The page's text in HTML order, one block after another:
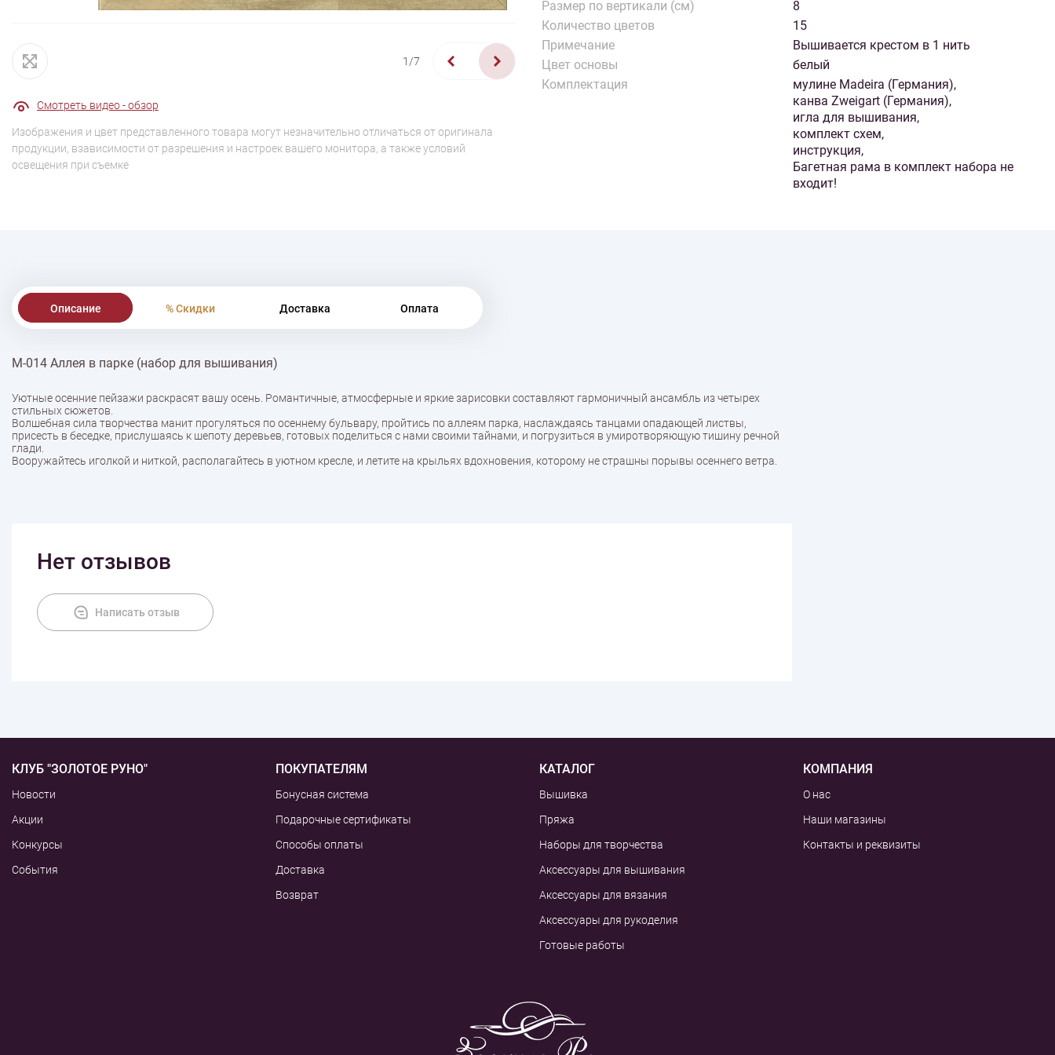
1/7
Смотреть видео - обзор
Изображения и цвет представленного товара могут незначительно отличаться от оригинала
продукции, взависимости от разрешения и настроек вашего монитора, а также условий
освещения при съемке
Размер по вертикали (см)
8
Количество цветов
15
Примечание
Вышивается крестом в 1 нить
Цвет основы
белый
Комплектация
мулине Madeira (Германия),
канва Zweigart (Германия),
игла для вышивания,
комплект схем,
инструкция,
Багетная рама в комплект набора не
входит!
Описание % Скидки Доставка Оплата
М-014 Аллея в парке (набор для вышивания)
Уютные осенние пейзажи раскрасят вашу осень. Романтичные, атмосферные и яркие зарисовки составляют гармоничный ансамбль из четырех
стильных сюжетов.
Волшебная сила творчества манит прогуляться по осеннему бульвару, пройтись по аллеям парка, наслаждаясь танцами опадающей листвы,
присесть в беседке, прислушаясь к шепоту деревьев, готовых поделиться с нами своими тайнами, и погрузиться в умиротворяющую тишину речной
глади.
Вооружайтесь иголкой и ниткой, располагайтесь в уютном кресле, и летите на крыльях вдохновения, которому не страшны порывы осеннего ветра.
Нет отзывов
Написать отзыв
КЛУБ "ЗОЛОТОЕ РУНО"
Новости
Акции
Конкурсы
События
ПОКУПАТЕЛЯМ
Бонусная система
Подарочные сертификаты
Способы оплаты
Доставка
Возврат
КАТАЛОГ
Вышивка
Пряжа
Наборы для творчества
Аксессуары для вышивания
Аксессуары для вязания
Аксессуары для рукоделия
Готовые работы
КОМПАНИЯ
О нас
Наши магазины
Контакты и реквизиты